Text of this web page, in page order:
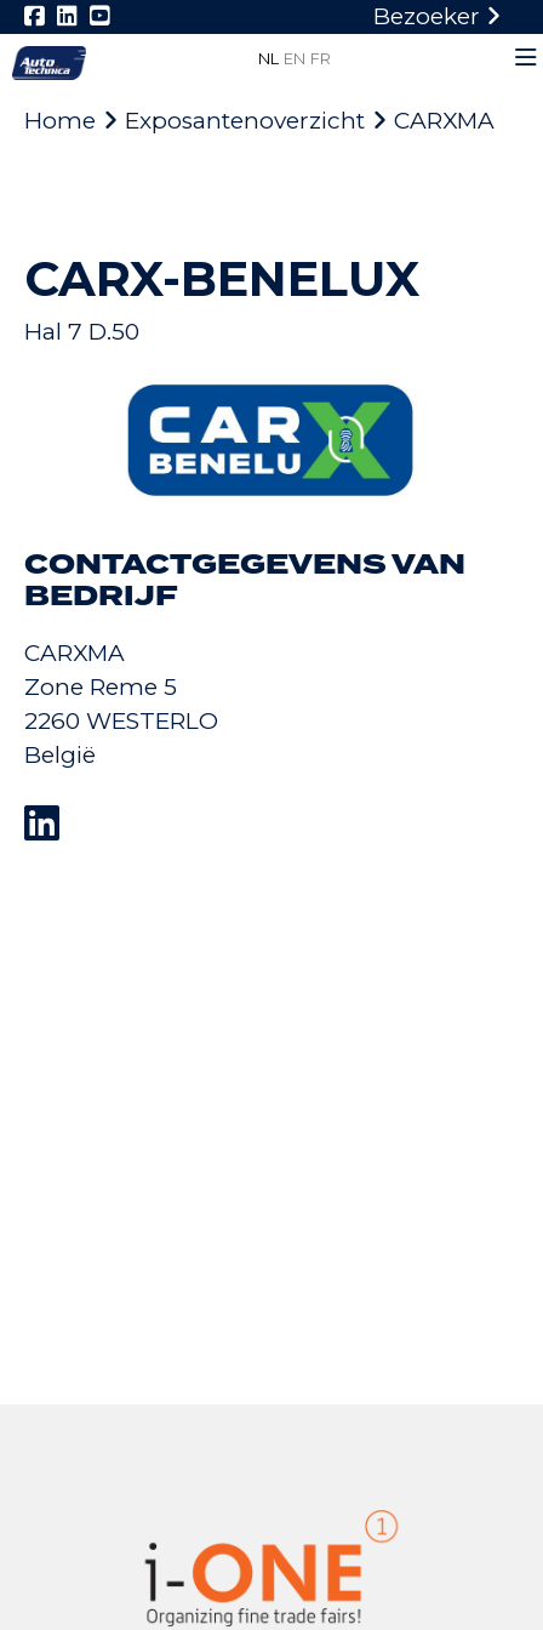
Bezoeker
NL EN FR
Home Exposantenoverzicht CARXMA
CARX-BENELUX
Hal 7 D.50
CONTACTGEGEVENS VAN
BEDRIJF
CARXMA
Zone Reme 5
2260 WESTERLO
België